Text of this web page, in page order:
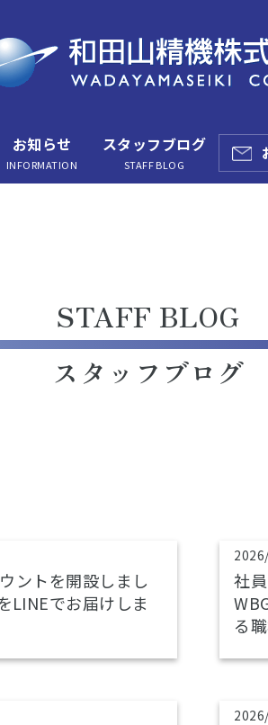
お知らせ
INFORMATION
スタッフブログ
STAFF BLOG
STAFF BLOG
スタッフブログ
ントを開設しまし
LINEでお届けしま
社
る